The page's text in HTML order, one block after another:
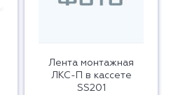
Лента монтажная
ЛКС-П в кассете
SS201